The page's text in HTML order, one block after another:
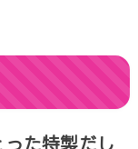
た特製だし